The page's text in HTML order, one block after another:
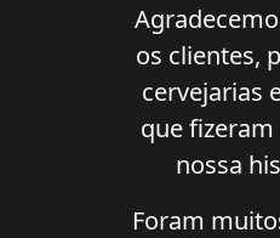
os clientes,
cervejarias
que
nossa
Foram